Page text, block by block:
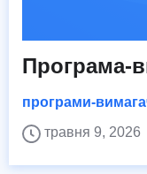
Програма-
програми-
травня 9, 2026